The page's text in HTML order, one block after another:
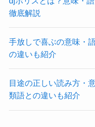
徹底解説
手放しで喜ぶの意味・
の違いも紹介
目途の正しい読み方・
類語との違いも紹介